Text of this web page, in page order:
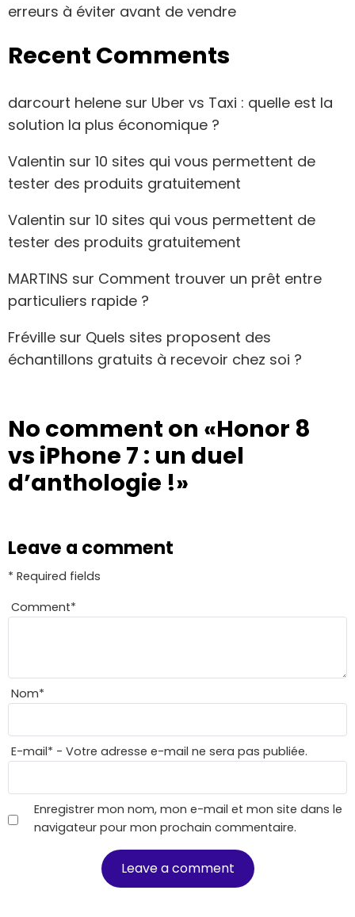
erreurs à éviter avant de vendre
Recent Comments
darcourt helene sur Uber vs Taxi : quelle est la
solution la plus économique ?
Valentin sur 10 sites qui vous permettent de
tester des produits gratuitement
Valentin sur 10 sites qui vous permettent de
tester des produits gratuitement
MARTINS sur Comment trouver un prêt entre
particuliers rapide ?
Fréville sur Quels sites proposent des
échantillons gratuits à recevoir chez soi ?
No comment on «Honor 8
vs iPhone 7 : un duel
d’anthologie !»
Leave a comment
* Required fields
Comment*
Nom*
E-mail* - Votre adresse e-mail ne sera pas publiée.
Enregistrer mon nom, mon e-mail et mon site dans le
navigateur pour mon prochain commentaire.